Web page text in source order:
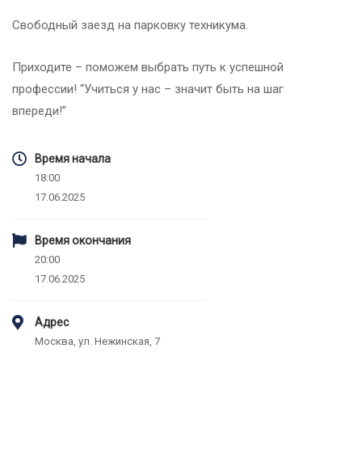
Свободный заезд на парковку техникума.
Приходите – поможем выбрать путь к успешной
профессии! “Учиться у нас – значит быть на шаг
впереди!”
Время начала
18:00
17.06.2025
Время окончания
20:00
17.06.2025
Адрес
Москва, ул. Нежинская, 7